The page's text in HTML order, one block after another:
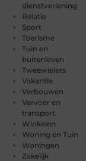
dienstverlening
Relatie
Sport
Toerisme
Tuin en
buitenleven
Tweewielers
Vakantie
Verbouwen
Vervoer en
transport
Winkelen
Woning en Tuin
Woningen
Zakelijk